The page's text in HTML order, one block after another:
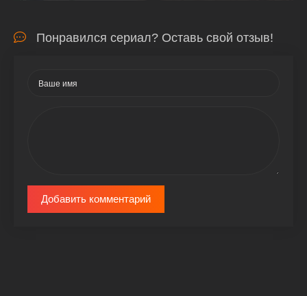
Понравился сериал? Оставь свой отзыв!
Добавить комментарий